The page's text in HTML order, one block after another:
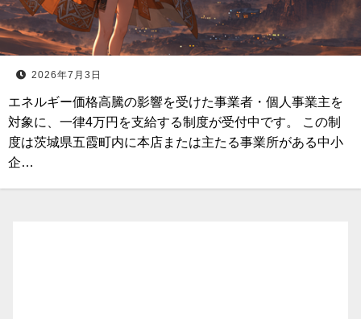
2026年7月3日
エネルギー価格高騰の影響を受けた事業者・個人事業主を
対象に、一律4万円を支給する制度が受付中です。 この制
度は茨城県五霞町内に本店または主たる事業所がある中小
企…